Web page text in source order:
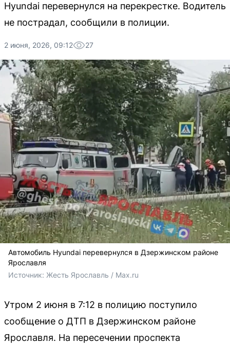
Hyundai перевернулся на перекрестке. Водитель
не пострадал, сообщили в полиции.
2 июня, 2026, 09:12 27
Автомобиль Hyundai перевернулся в Дзержинском районе
Ярославля
Источник: Жесть Ярославль / Max.ru
Утром 2 июня в 7:12 в полицию поступило
сообщение о ДТП в Дзержинском районе
Ярославля. На пересечении проспекта